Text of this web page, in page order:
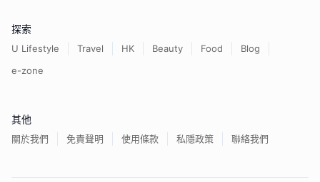
探索
U Lifestyle Travel HK Beauty Food
Blog
e-zone
其他
關於我們 免責聲明 使用條款 私隱政策 聯絡我們